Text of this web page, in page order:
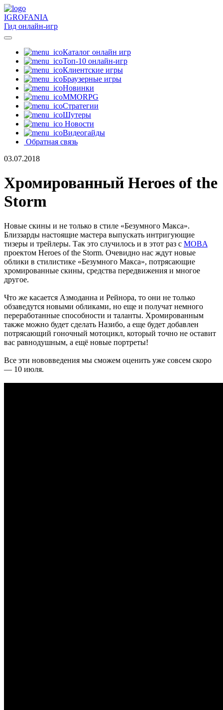
IGROFANIA
Гид онлайн-игр
Каталог онлайн игр
Топ-10 онлайн-игр
Клиентские игры
Браузерные игры
Новинки
MMORPG
Стратегии
Шутеры
Новости
Видеогайды
Обратная связь
03.07.2018
Хромированный Heroes of the
Storm
Новые скины и не только в стиле «Безумного Макса».
Близзарды настоящие мастера выпускать интригующие
тизеры и трейлеры. Так это случилось и в этот раз с MOBA
проектом Heroes of the Storm. Очевидно нас ждут новые
облики в стилистике «Безумного Макса», потрясающие
хромированные скины, средства передвижения и многое
другое.
Что же касается Азмоданна и Рейнора, то они не только
обзаведутся новыми обликами, но еще и получат немного
переработанные способности и таланты. Хромированным
также можно будет сделать Назибо, а еще будет добавлен
потрясающий гоночный мотоцикл, который точно не оставит
вас равнодушным, а ещё новые портреты!
Все эти нововведения мы сможем оценить уже совсем скоро
— 10 июля.